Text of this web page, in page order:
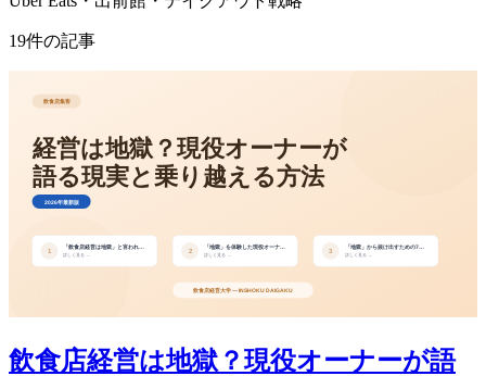
19件の記事
飲食店経営は地獄？現役オーナーが語